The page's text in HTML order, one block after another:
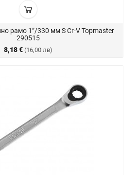
рамо 1”/330 мм S Cr-V Topmaster
290515
8,18 € (16,00 лв)